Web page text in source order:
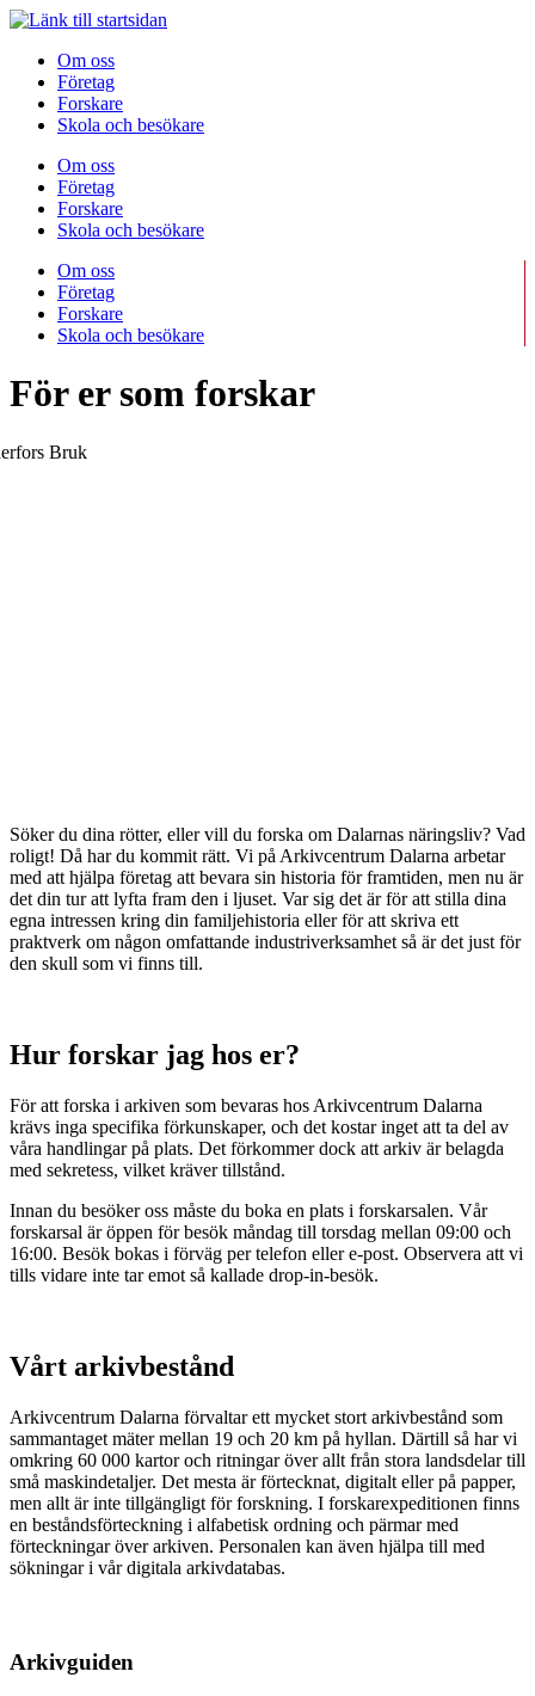
Om oss
Företag
Forskare
Skola och besökare
Om oss
Företag
Forskare
Skola och besökare
Om oss
Företag
Forskare
Skola och besökare
För er som forskar
Söker du dina rötter, eller vill du forska om Dalarnas näringsliv? Vad
roligt! Då har du kommit rätt. Vi på Arkivcentrum Dalarna arbetar
med att hjälpa företag att bevara sin historia för framtiden, men nu är
det din tur att lyfta fram den i ljuset. Var sig det är för att stilla dina
egna intressen kring din familjehistoria eller för att skriva ett
praktverk om någon omfattande industriverksamhet så är det just för
den skull som vi finns till.
Hur forskar jag hos er?
För att forska i arkiven som bevaras hos Arkivcentrum Dalarna
krävs inga specifika förkunskaper, och det kostar inget att ta del av
våra handlingar på plats. Det förkommer dock att arkiv är belagda
med sekretess, vilket kräver tillstånd.
Innan du besöker oss måste du boka en plats i forskarsalen. Vår
forskarsal är öppen för besök måndag till torsdag mellan 09:00 och
16:00. Besök bokas i förväg per telefon eller e-post. Observera att vi
tills vidare inte tar emot så kallade drop-in-besök.
Vårt arkivbestånd
Arkivcentrum Dalarna förvaltar ett mycket stort arkivbestånd som
sammantaget mäter mellan 19 och 20 km på hyllan. Därtill så har vi
omkring 60 000 kartor och ritningar över allt från stora landsdelar till
små maskindetaljer. Det mesta är förtecknat, digitalt eller på papper,
men allt är inte tillgängligt för forskning. I forskarexpeditionen finns
en beståndsförteckning i alfabetisk ordning och pärmar med
förteckningar över arkiven. Personalen kan även hjälpa till med
sökningar i vår digitala arkivdatabas.
Arkivguiden